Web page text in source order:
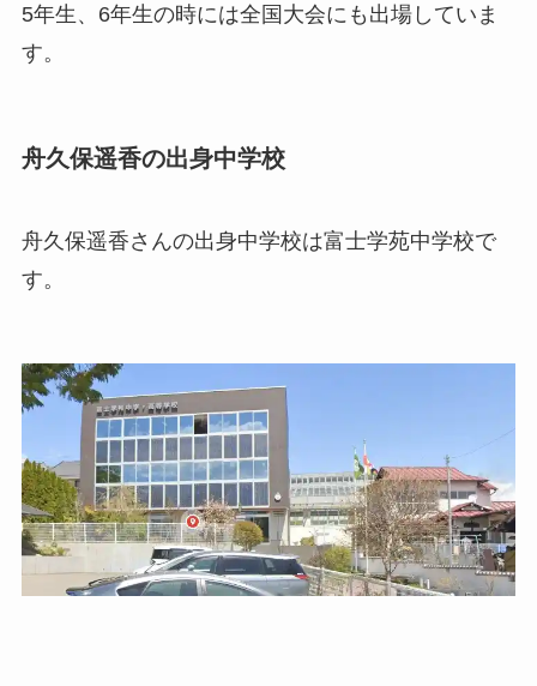
5年生、6年生の時には全国大会にも出場していま
す。
舟久保遥香の出身中学校
舟久保遥香さんの出身中学校は富士学苑中学校で
す。